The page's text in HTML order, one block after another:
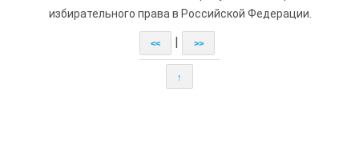
избирательного права в Российской Федерации.
<< >>
↑